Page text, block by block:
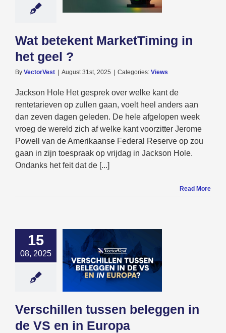
Wat betekent MarketTiming in
het geel ?
By VectorVest | August 31st, 2025 | Categories: Views
Jackson Hole Het gesprek over welke kant de
rentetarieven op zullen gaan, voelt heel anders aan
dan zeven dagen geleden. De hele afgelopen week
vroeg de wereld zich af welke kant voorzitter Jerome
Powell van de Amerikaanse Federal Reserve op zou
gaan in zijn toespraak op vrijdag in Jackson Hole.
Ondanks het feit dat de [...]
Read More
15
08, 2025
tussen
Verschillen tussen beleggen in
de VS en in Europa